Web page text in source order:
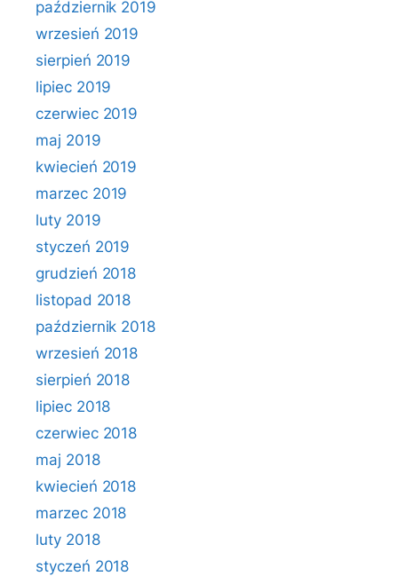
październik 2019
wrzesień 2019
sierpień 2019
lipiec 2019
czerwiec 2019
maj 2019
kwiecień 2019
marzec 2019
luty 2019
styczeń 2019
grudzień 2018
listopad 2018
październik 2018
wrzesień 2018
sierpień 2018
lipiec 2018
czerwiec 2018
maj 2018
kwiecień 2018
marzec 2018
luty 2018
styczeń 2018